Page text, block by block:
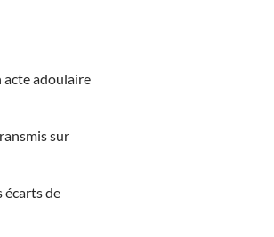
acte adoulaire
sur
écarts de